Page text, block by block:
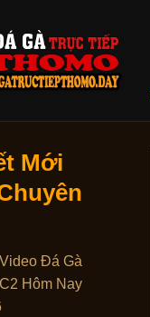
Mới
Đá Gà
Hôm Nay